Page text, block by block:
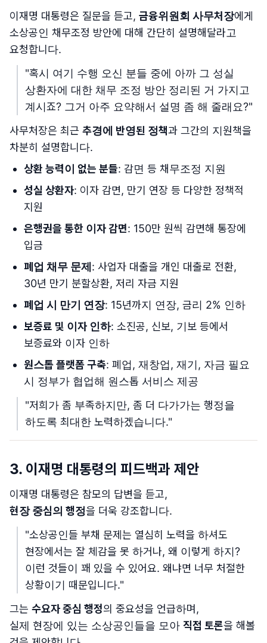
이재명 대통령은 질문을 듣고, 금융위원회 사무처장에게
소상공인 채무조정 방안에 대해 간단히 설명해달라고
요청합니다.
"혹시 여기 수행 오신 분들 중에 아까 그 성실
상환자에 대한 채무 조정 방안 정리된 거 가지고
계시죠? 그거 아주 요약해서 설명 좀 해 줄래요?"
사무처장은 최근 추경에 반영된 정책과 그간의 지원책을
차분히 설명합니다.
상환 능력이 없는 분들: 감면 등 채무조정 지원
성실 상환자: 이자 감면, 만기 연장 등 다양한 정책적
지원
은행권을 통한 이자 감면: 150만 원씩 감면해 통장에
입금
폐업 채무 문제 : 사업자 대출을 개인 대출로 전환,
30년 만기 분할상환, 저리 자금 지원
폐업 시 만기 연장: 15년까지 연장, 금리 2% 인하
보증료 및 이자 인하: 소진공, 신보, 기보 등에서
보증료와 이자 인하
원스톱 플랫폼 구축: 폐업, 재창업, 재기, 자금 필요
시 정부가 협업해 원스톱 서비스 제공
"저희가 좀 부족하지만, 좀 더 다가가는 행정을
하도록 최대한 노력하겠습니다."
3. 이재명 대통령의 피드백과 제안
이재명 대통령은 참모의 답변을 듣고,
현장 중심의 행정을 더욱 강조합니다.
"소상공인들 부채 문제는 열심히 노력을 하셔도
현장에서는 잘 체감을 못 하거나, 왜 이렇게 하지?
이런 것들이 꽤 있을 수 있어요. 왜냐면 너무 처절한
상황이기 때문입니다."
그는 수요자 중심 행정의 중요성을 언급하며,
실제 현장에 있는 소상공인들을 모아 직접 토론을 해볼